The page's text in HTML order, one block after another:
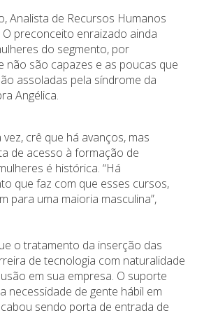
Analista de Recursos Humanos
O preconceito enraizado ainda
do segmento, por
não são capazes e as poucas que
assoladas pela síndrome da
Angélica.
crê que há avanços, mas
de acesso à formação de
é histórica. “Há
que faz com que esses cursos,
para uma maioria masculina”,
o tratamento da inserção das
de tecnologia com naturalidade
em sua empresa. O suporte
necessidade de gente hábil em
sendo porta de entrada de